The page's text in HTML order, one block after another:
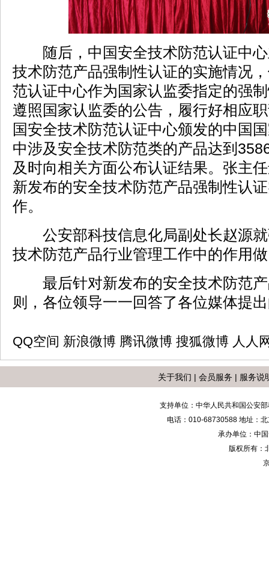
随后，中国安全技术防范认证中心
技术防范产品强制性认证的实施情况
范认证中心作为国家认监委指定的强
遵照国家认监委的公告，履行好相应
国安全技术防范认证中心颁发的中国
中涉及安全技术防范类的产品达到
及时向相关方面公布认证结果。张主
新发布的安全技术防范产品强制性认
作。
公安部科技信息化局副处长赵源就
技术防范产品行业管理工作中的作用
最后针对新发布的安全技术防范产
则，各位领导一一回答了各位媒体提
QQ空间 新浪微博 腾讯微博 搜狐微博 人人
关于我们 | 会员服务 | 服务说
支持单位：中华人民共和国公安
电话：010-68730588 地址：
承办单位：中
版权所有：